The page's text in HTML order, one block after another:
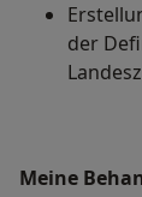
der
Meine